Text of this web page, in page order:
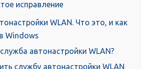
исправление
WLAN. Что это, и как
Windows
автонастройки WLAN?
службу автонастройки WLAN